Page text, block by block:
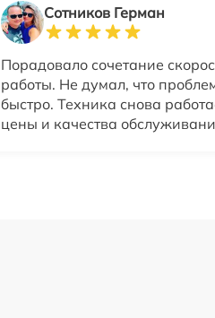
Сотников Герман
Порадовало сочетание
работы. Не думал, что
быстро. Техника снова
цены и качества